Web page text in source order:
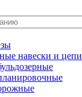
навески и цепи